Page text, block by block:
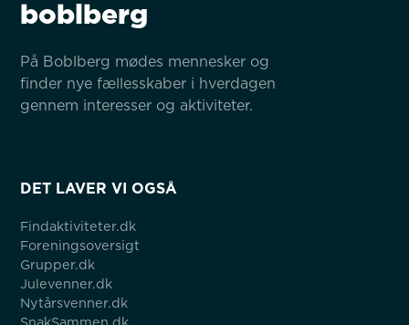
boblberg
På Boblberg mødes mennesker og
finder nye fællesskaber i hverdagen
gennem interesser og aktiviteter.
DET LAVER VI OGSÅ
Findaktiviteter.dk
Foreningsoversigt
Grupper.dk
Julevenner.dk
Nytårsvenner.dk